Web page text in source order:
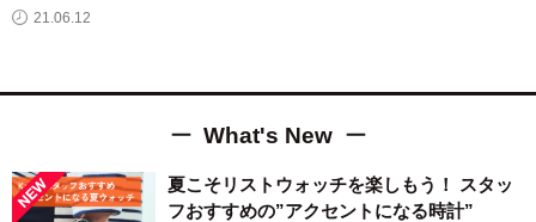
21.06.12
What's New
夏こそリストウォッチを楽しもう！ スタッ
フおすすめの”アクセントになる時計”